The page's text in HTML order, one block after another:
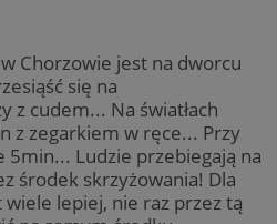
Chorzowie jest na dworcu
się na
z cudem... Na światłach
z zegarkiem w ręce... Przy
Ludzie przebiegają na
środek skrzyżowania! Dla
lepiej, nie raz przez tą